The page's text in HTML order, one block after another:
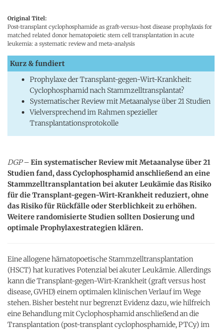
Original Titel:
Post-transplant cyclophosphamide as graft-versus-host disease prophylaxis for
matched related donor hematopoietic stem cell transplantation in acute
leukemia: a systematic review and meta-analysis
Kurz & fundiert
Prophylaxe der Transplant-gegen-Wirt-Krankheit:
Cyclophosphamid nach Stammzelltransplantat?
Systematischer Review mit Metaanalyse über 21 Studien
Vielversprechend im Rahmen spezieller
Transplantationsprotokolle
DGP– Ein systematischer Review mit Metaanalyse über 21
Studien fand, dass Cyclophosphamid anschließend an eine
Stammzelltransplantation bei akuter Leukämie das Risiko
für die Transplant-gegen-Wirt-Krankheit reduziert, ohne
das Risiko für Rückfälle oder Sterblichkeit zu erhöhen.
Weitere randomisierte Studien sollten Dosierung und
optimale Prophylaxestrategien klären.
Eine allogene hämatopoetische Stammzelltransplantation
(HSCT) hat kuratives Potenzial bei akuter Leukämie. Allerdings
kann die Transplant-gegen-Wirt-Krankheit (graft versus host
disease, GVHD) einem optimalen klinischen Verlauf im Wege
stehen. Bisher besteht nur begrenzt Evidenz dazu, wie hilfreich
eine Behandlung mit Cyclophosphamid anschließend an die
Transplantation (post-transplant cyclophosphamide, PTCy) im